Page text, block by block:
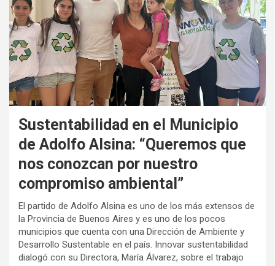
Sustentabilidad en el Municipio
de Adolfo Alsina: “Queremos que
nos conozcan por nuestro
compromiso ambiental”
El partido de Adolfo Alsina es uno de los más extensos de
la Provincia de Buenos Aires y es uno de los pocos
municipios que cuenta con una Dirección de Ambiente y
Desarrollo Sustentable en el país. Innovar sustentabilidad
dialogó con su Directora, María Álvarez, sobre el trabajo